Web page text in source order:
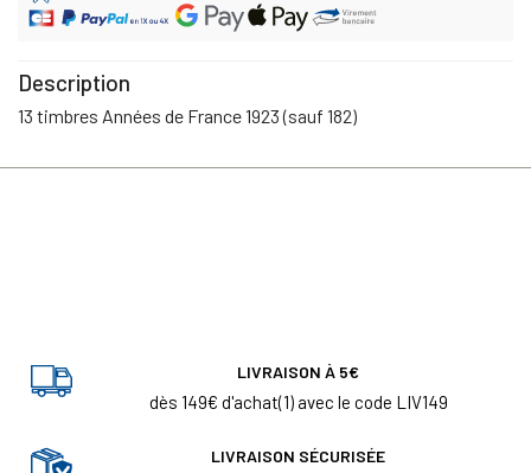
Description
13 timbres Années de France 1923 (sauf 182)
LIVRAISON À 5€
dès 149€ d'achat(1) avec le code LIV149
LIVRAISON SÉCURISÉE